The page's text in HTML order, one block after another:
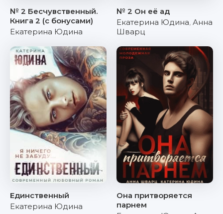
№ 2 Бесчувственный.
Книга 2 (с бонусами)
Екатерина Юдина
№ 2 Он её ад
Екатерина Юдина, Анна
Шварц
Единственный
Екатерина Юдина
Она притворяется
парнем